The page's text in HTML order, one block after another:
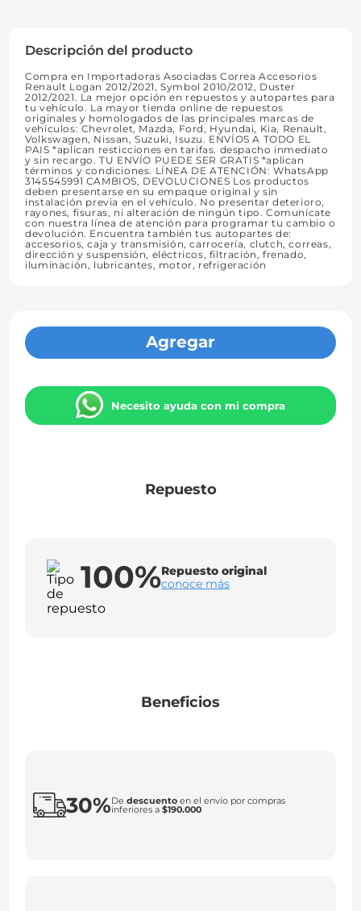
Descripción del producto
Compra en Importadoras Asociadas Correa Accesorios
Renault Logan 2012/2021, Symbol 2010/2012, Duster
2012/2021. La mejor opción en repuestos y autopartes para
tu vehículo. La mayor tienda online de repuestos
originales y homologados de las principales marcas de
vehículos: Chevrolet, Mazda, Ford, Hyundai, Kia, Renault,
Volkswagen, Nissan, Suzuki, Isuzu. ENVÍOS A TODO EL
PAIS *aplican resticciones en tarifas. despacho inmediato
y sin recargo. TU ENVÍO PUEDE SER GRATIS *aplican
términos y condiciones. LÍNEA DE ATENCIÓN: WhatsApp
3145545991 CAMBIOS, DEVOLUCIONES Los productos
deben presentarse en su empaque original y sin
instalación previa en el vehículo. No presentar deterioro,
rayones, fisuras, ni alteración de ningún tipo. Comunícate
con nuestra línea de atención para programar tu cambio o
devolución. Encuentra también tus autopartes de:
accesorios, caja y transmisión, carrocería, clutch, correas,
dirección y suspensión, eléctricos, filtración, frenado,
iluminación, lubricantes, motor, refrigeración
Agregar
Necesito ayuda con mi compra
Repuesto
100%Repuesto original
conoce más
Beneficios
30%Dedescuento en el envío por compras
inferiores a$190.000